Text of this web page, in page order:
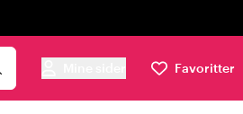
Favoritter